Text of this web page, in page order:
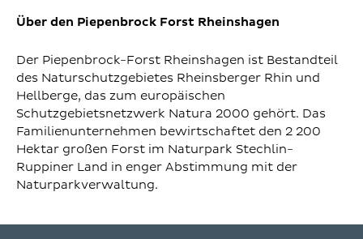
Über den Piepenbrock Forst Rheinshagen
Der Piepenbrock-Forst Rheinshagen ist Bestandteil
des Naturschutzgebietes Rheinsberger Rhin und
Hellberge, das zum europäischen
Schutzgebietsnetzwerk Natura 2000 gehört. Das
Familienunternehmen bewirtschaftet den 2 200
Hektar großen Forst im Naturpark Stechlin-
Ruppiner Land in enger Abstimmung mit der
Naturparkverwaltung.